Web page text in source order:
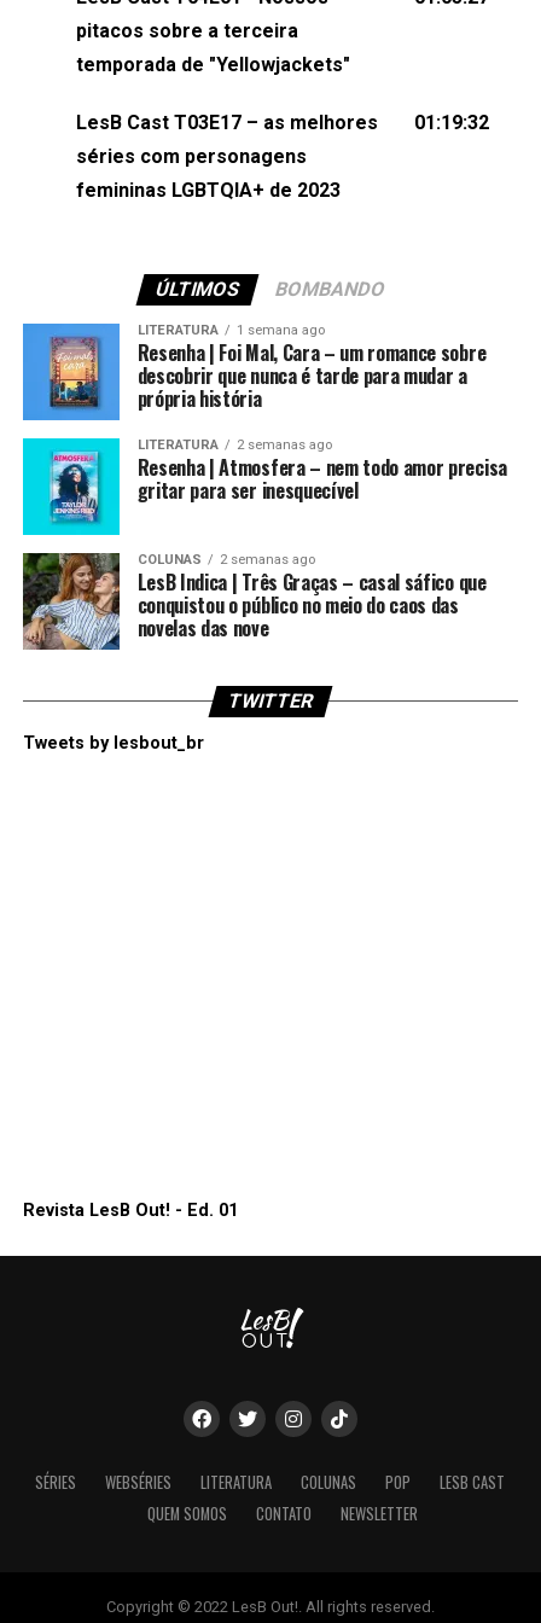
(⁠⁠⁠⁠@brunarfentanes⁠⁠⁠⁠) e Pollyelly FlorêncioEdição de
Naiady Machado
pitacos sobre a terceira
temporada de "Yellowjackets"
LesB Cast T03E17 – as melhores
séries com personagens
femininas LGBTQIA+ de 2023
01:19:32
ÚLTIMOS BOMBANDO
LITERATURA 1 semana ago
Resenha | Foi Mal, Cara – um romance sobre
descobrir que nunca é tarde para mudar a
própria história
LITERATURA 2 semanas ago
Resenha | Atmosfera – nem todo amor precisa
gritar para ser inesquecível
COLUNAS 2 semanas ago
LesB Indica | Três Graças – casal sáfico que
conquistou o público no meio do caos das
novelas das nove
TWITTER
Tweets by lesbout_br
Revista LesB Out! - Ed. 01
SÉRIES WEBSÉRIES LITERATURA COLUNAS POP
LESB CAST
QUEM SOMOS
CONTATO NEWSLETTER
Copyright © 2022 LesB Out!. All rights reserved.